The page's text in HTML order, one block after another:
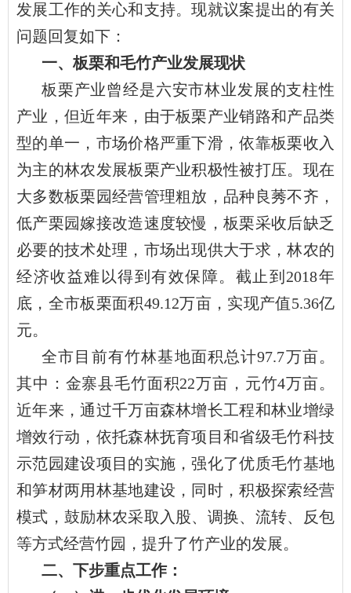
发展工作的关心和支持。现就议案提出的有关
问题回复如下：
一、板栗和毛竹产业发展现状
板栗产业曾经是六安市林业发展的支柱性
产业，但近年来，由于板栗产业销路和产品类
型的单一，市场价格严重下滑，依靠板栗收入
为主的林农发展板栗产业积极性被打压。现在
大多数板栗园经营管理粗放，品种良莠不齐，
低产栗园嫁接改造速度较慢，板栗采收后缺乏
必要的技术处理，市场出现供大于求，林农的
经济收益难以得到有效保障。截止到2018年
底，全市板栗面积49.12万亩，实现产值5.36亿
元。
全市目前有竹林基地面积总计97.7万亩。
其中：金寨县毛竹面积22万亩，元竹4万亩。
近年来，通过千万亩森林增长工程和林业增绿
增效行动，依托森林抚育项目和省级毛竹科技
示范园建设项目的实施，强化了优质毛竹基地
和笋材两用林基地建设，同时，积极探索经营
模式，鼓励林农采取入股、调换、流转、反包
等方式经营竹园，提升了竹产业的发展。
二、下步重点工作：